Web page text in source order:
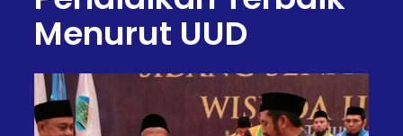
Menurut UUD